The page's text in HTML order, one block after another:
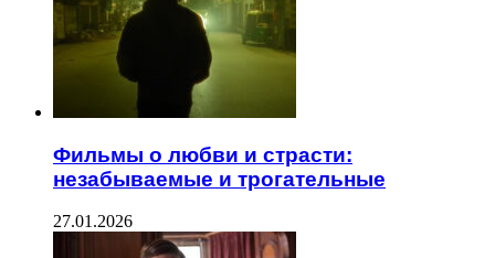
Фильмы о любви и страсти:
незабываемые и трогательные
27.01.2026